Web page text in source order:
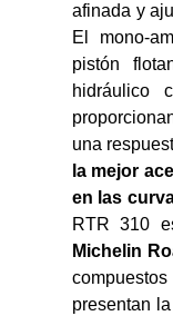
afinada y
El mono-
pistón
hidráulico
una
la mejor
en las
Michelin
presentan